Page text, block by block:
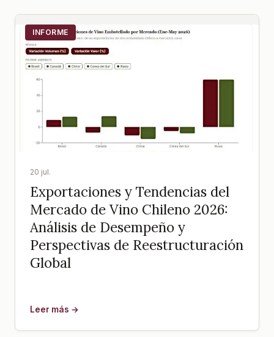
INFORME
20 jul.
Exportaciones y Tendencias del
Mercado de Vino Chileno 2026:
Análisis de Desempeño y
Perspectivas de Reestructuración
Global
Leer más →